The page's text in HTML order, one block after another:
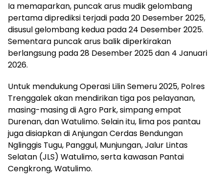
Ia memaparkan, puncak arus mudik gelombang
pertama diprediksi terjadi pada 20 Desember 2025,
disusul gelombang kedua pada 24 Desember 2025.
Sementara puncak arus balik diperkirakan
berlangsung pada 28 Desember 2025 dan 4 Januari
2026.
Untuk mendukung Operasi Lilin Semeru 2025, Polres
Trenggalek akan mendirikan tiga pos pelayanan,
masing-masing di Agro Park, simpang empat
Durenan, dan Watulimo. Selain itu, lima pos pantau
juga disiapkan di Anjungan Cerdas Bendungan
Nglinggis Tugu, Panggul, Munjungan, Jalur Lintas
Selatan (JLS) Watulimo, serta kawasan Pantai
Cengkrong, Watulimo.